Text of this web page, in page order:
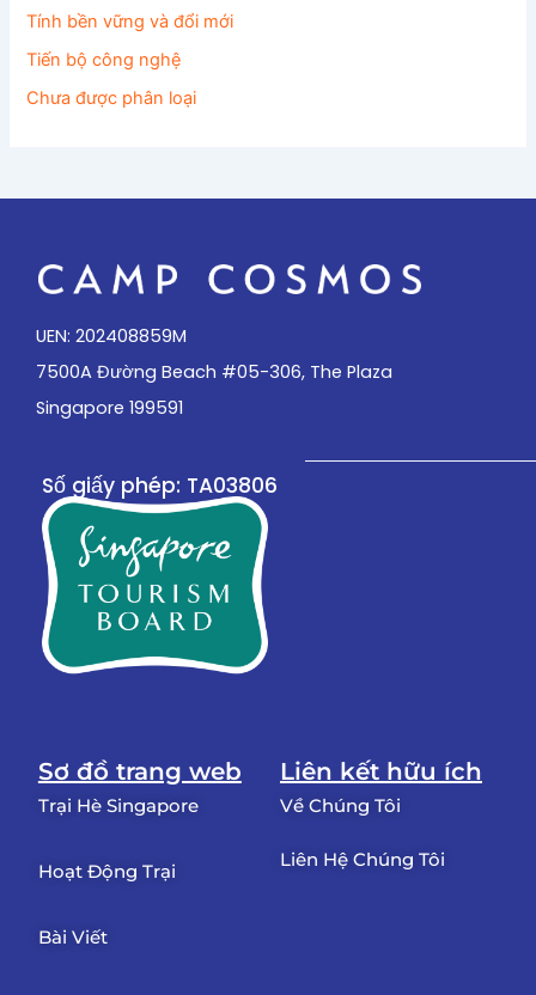
Tính bền vững và đổi mới
Tiến bộ công nghệ
Chưa được phân loại
UEN: 202408859M
7500A Đường Beach #05-306, The Plaza
Singapore 199591
Số giấy phép: TA03806
Liên kết hữu ích
Về Chúng Tôi
Liên Hệ Chúng Tôi
Sơ đồ trang web
Trại Hè Singapore
Hoạt Động Trại
Bài Viết